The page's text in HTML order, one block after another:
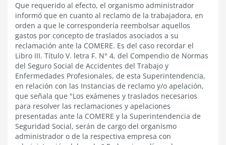
Que requerido al efecto, el organismo administrador
informó que en cuanto al reclamo de la trabajadora, en
orden a que le correspondería reembolsar aquellos
gastos por concepto de traslados asociados a su
reclamación ante la COMERE. Es del caso recordar el
Libro III. Título V. letra F. N° 4, del Compendio de Normas
del Seguro Social de Accidentes del Trabajo y
Enfermedades Profesionales, de esta Superintendencia,
en relación con las Instancias de reclamo y/o apelación,
que señala que "Los exámenes y traslados necesarios
para resolver las reclamaciones y apelaciones
presentadas ante la COMERE y la Superintendencia de
Seguridad Social, serán de cargo del organismo
administrador o de la respectiva empresa con